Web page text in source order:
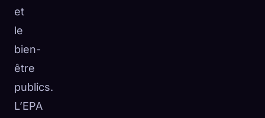
et
le
bien-
être
publics.
L’EPA